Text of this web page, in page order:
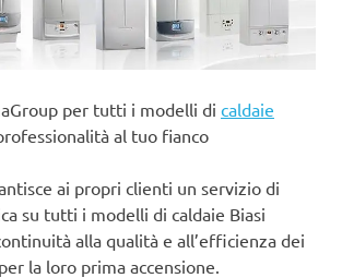
per tutti i modelli di caldaie
al tuo fianco
ai propri clienti un servizio di
su tutti i modelli di caldaie Biasi
alla qualità e all’efficienza dei
la loro prima accensione.